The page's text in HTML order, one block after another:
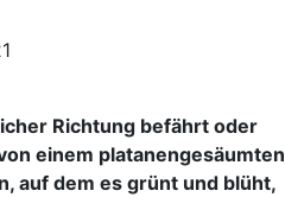
Richtung befährt oder
einem platanengesäumten
auf dem es grünt und blüht,